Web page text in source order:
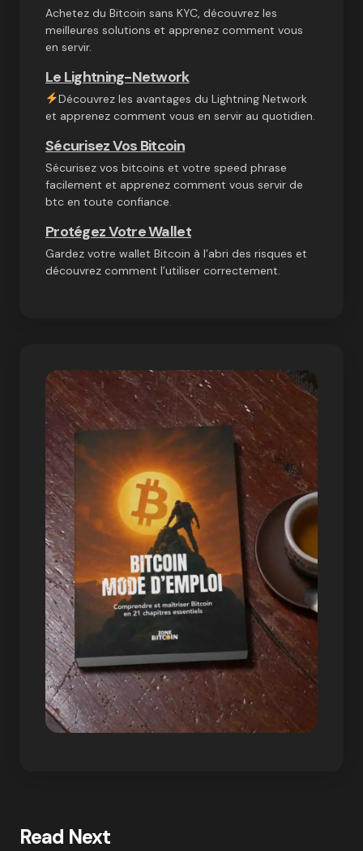
Achetez du Bitcoin sans KYC, découvrez les
meilleures solutions et apprenez comment vous
en servir.
Le Lightning-Network
Découvrez les avantages du Lightning Network
et apprenez comment vous en servir au quotidien.
Sécurisez Vos Bitcoin
Sécurisez vos bitcoins et votre speed phrase
facilement et apprenez comment vous servir de
btc en toute confiance.
Protégez Votre Wallet
Gardez votre wallet Bitcoin à l’abri des risques et
découvrez comment l’utiliser correctement.
Read Next